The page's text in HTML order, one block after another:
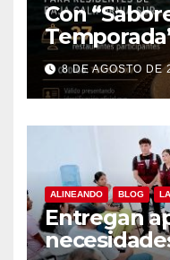
Con
Canirac
local con
residentes
8 DE AGOSTO DE
ALINEANDO BLOG
Entregan